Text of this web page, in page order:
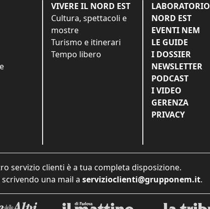
VIVERE IL NORD EST
Cultura, spettacoli e
mostre
Turismo e itinerari
Tempo libero
LABORATORIO
NORD EST
EVENTI NEM
LE GUIDE
I DOSSIER
NEWSLETTER
PODCAST
I VIDEO
GERENZA
PRIVACY
servizio clienti è a tua completa disposizione.
scrivendo una mail a servizioclienti@grupponem.it.